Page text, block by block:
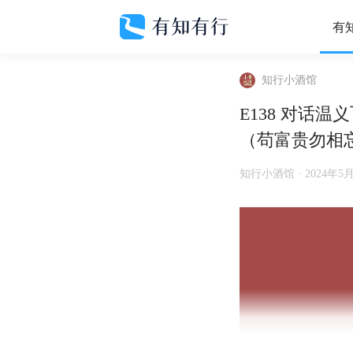
有
知行小酒馆
E138 对话温
（苟富贵勿相
知行小酒馆 · 2024年5